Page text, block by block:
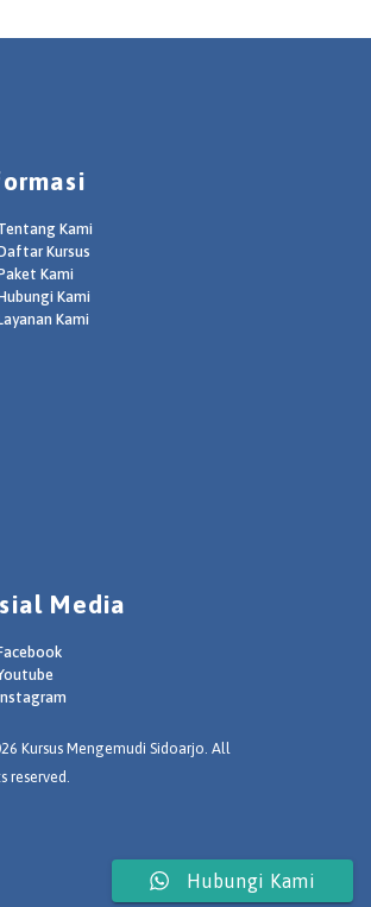
Kami
Kursus
Kami
Kami
Kami
Media
Kursus Mengemudi Sidoarjo. All
reserved.
Hubungi Kami